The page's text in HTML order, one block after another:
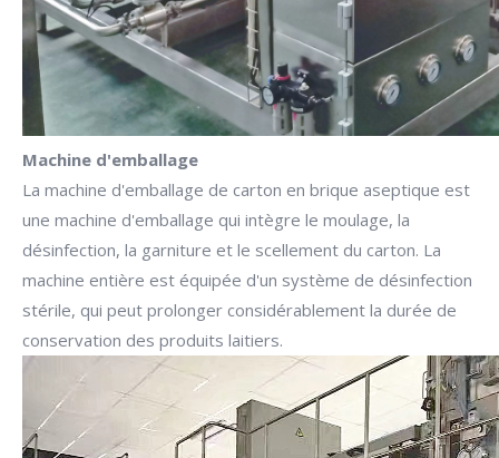
Machine d'emballage
La machine d'emballage de carton en brique aseptique est
une machine d'emballage qui intègre le moulage, la
désinfection, la garniture et le scellement du carton. La
machine entière est équipée d'un système de désinfection
stérile, qui peut prolonger considérablement la durée de
conservation des produits laitiers.